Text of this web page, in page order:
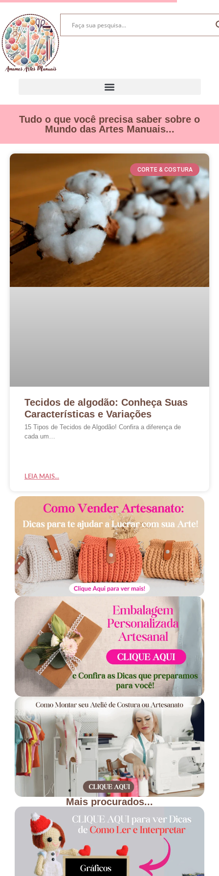
Tudo o que você precisa saber sobre o
Mundo das Artes Manuais...
CORTE & COSTURA
Tecidos de algodão: Conheça Suas
Características e Variações
15 Tipos de Tecidos de Algodão! Confira a diferença de
cada um…
LEIA MAIS...
Mais procurados...